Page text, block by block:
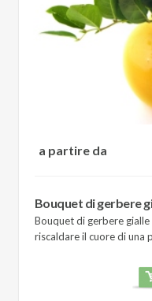
a partire da
Bouquet di gerbere
Bouquet di gerbere
riscaldare il cuore di una